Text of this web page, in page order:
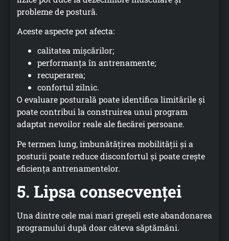
probleme de postură.
Aceste aspecte pot afecta:
calitatea mișcărilor;
performanța în antrenamente;
recuperarea;
confortul zilnic.
O evaluare posturală poate identifica limitările și
poate contribui la construirea unui program
adaptat nevoilor reale ale fiecărei persoane.
Pe termen lung, îmbunătățirea mobilității și a
posturii poate reduce disconfortul și poate crește
eficiența antrenamentelor.
5. Lipsa consecvenței
Una dintre cele mai mari greșeli este abandonarea
programului după doar câteva săptămâni.